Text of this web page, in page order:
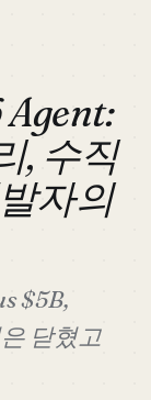
, 수직
자의
$5B,
닫혔고